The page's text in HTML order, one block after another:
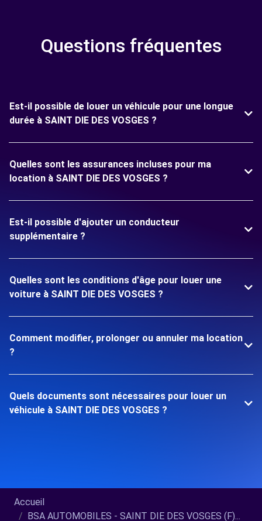
Questions fréquentes
Est-il possible de louer un véhicule pour une longue
durée à SAINT DIE DES VOSGES ?
Quelles sont les assurances incluses pour ma
location à SAINT DIE DES VOSGES ?
Est-il possible d'ajouter un conducteur
supplémentaire ?
Quelles sont les conditions d'âge pour louer une
voiture à SAINT DIE DES VOSGES ?
Comment modifier, prolonger ou annuler ma location
?
Quels documents sont nécessaires pour louer un
véhicule à SAINT DIE DES VOSGES ?
Accueil
BSA AUTOMOBILES - SAINT DIE DES VOSGES (F)...